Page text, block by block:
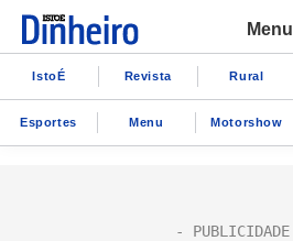
Menu
IstoÉ Revista Rural
Esportes Menu Motorshow